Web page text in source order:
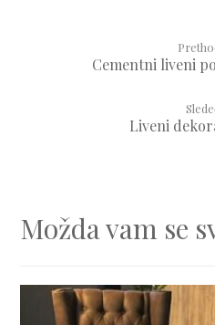
Cementni liveni
Liveni
Možda vam se